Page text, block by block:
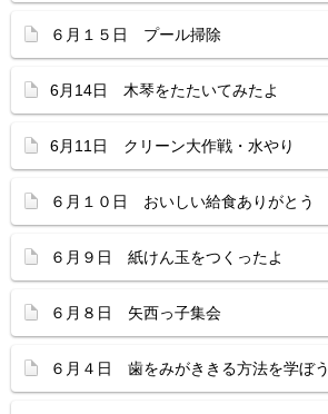
６月１５日 プール掃除
6月14日 木琴をたたいてみたよ
6月11日 クリーン大作戦・水やり
６月１０日 おいしい給食ありがとう
６月９日 紙けん玉をつくったよ
６月８日 矢西っ子集会
６月４日 歯をみがききる方法を学ぼう